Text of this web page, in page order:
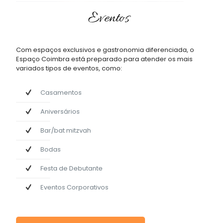
Eventos
Com espaços exclusivos e gastronomia diferenciada, o
Espaço Coimbra está preparado para atender os mais
variados tipos de eventos, como:
Casamentos
Aniversários
Bar/bat mitzvah
Bodas
Festa de Debutante
Eventos Corporativos